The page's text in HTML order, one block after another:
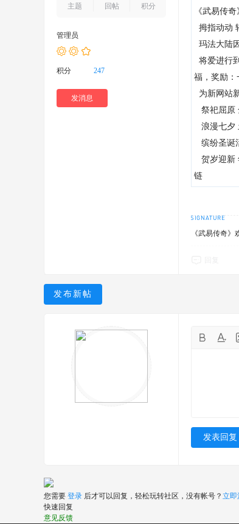
主题
回帖
积分
管理员
积分 247
发消息
《武易传
拇指动动
玛法大陆
将爱进行
福，奖励：
为新网站
祭祀屈原
浪漫七夕
缤纷圣诞
贺岁迎新
链
《武易传奇
发布新帖
发表回复
您需要 登录 后才可以回复，轻松玩转社区，没有帐号？ 立即
快速回复
意见反馈